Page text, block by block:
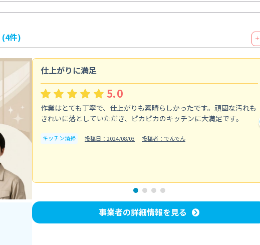
(4件) ＋
仕上がりに満足
5.0
作業はとても丁寧で、仕上がりも素晴らしかったです。頑固な汚れも
きれいに落としていただき、ピカピカのキッチンに大満足です。
キッチン清掃 投稿日：2024/08/03 投稿者：でんでん
事業者の詳細情報を見る